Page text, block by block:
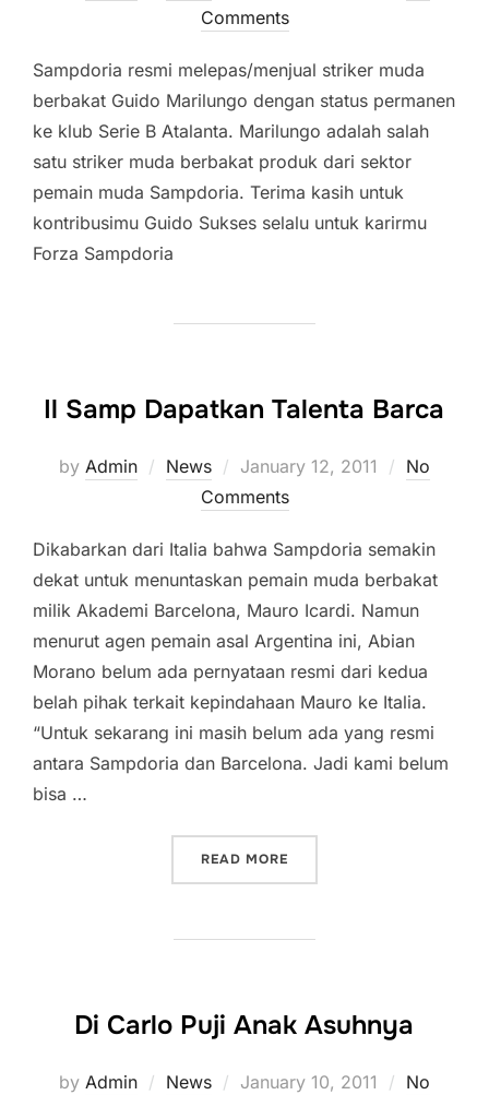
on
Comments
Sampdoria resmi melepas/menjual striker muda
berbakat Guido Marilungo dengan status permanen
ke klub Serie B Atalanta. Marilungo adalah salah
satu striker muda berbakat produk dari sektor
pemain muda Sampdoria. Terima kasih untuk
kontribusimu Guido Sukses selalu untuk karirmu
Forza Sampdoria
Il Samp Dapatkan Talenta Barca
by Admin News
Posted
on
January 12, 2011
No
Comments
Dikabarkan dari Italia bahwa Sampdoria semakin
dekat untuk menuntaskan pemain muda berbakat
milik Akademi Barcelona, Mauro Icardi. Namun
menurut agen pemain asal Argentina ini, Abian
Morano belum ada pernyataan resmi dari kedua
belah pihak terkait kepindahaan Mauro ke Italia.
“Untuk sekarang ini masih belum ada yang resmi
antara Sampdoria dan Barcelona. Jadi kami belum
bisa …
READ MORE
Di Carlo Puji Anak Asuhnya
by Admin News
Posted
January 10, 2011
No